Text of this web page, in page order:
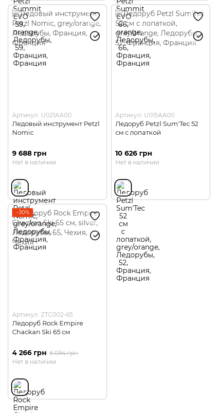
Артикул: U021AA00
Ледовый инструмент Petzl
Nomic
9 688 грн
Нет в наличии
Артикул: U015AA00
Ледоруб Petzl Sum'Tec 52
см с лопаткой
10 626 грн
Нет в наличии
−30%
Артикул: ZTC002-65
Ледоруб Rock Empire
Chackan Ski 65 см
4 266 грн 6 094 грн
Нет в наличии